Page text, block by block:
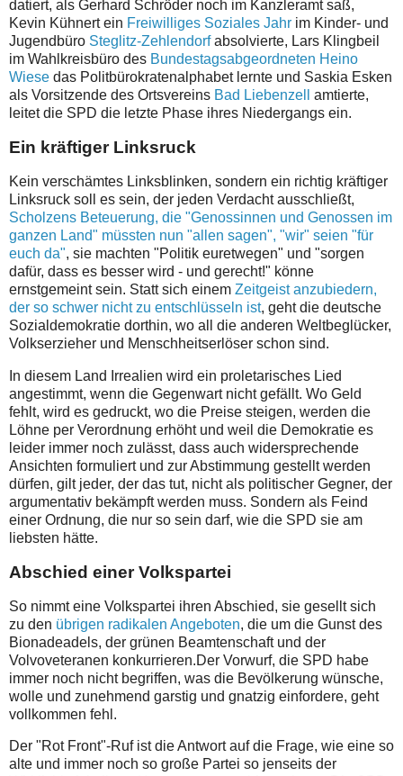
datiert, als Gerhard Schröder noch im Kanzleramt saß,
Kevin Kühnert ein Freiwilliges Soziales Jahr im Kinder- und
Jugendbüro Steglitz-Zehlendorfabsolvierte, Lars Klingbeil
im Wahlkreisbüro des Bundestagsabgeordneten Heino
Wiese das Politbürokratenalphabet lernte und Saskia Esken
als Vorsitzende des Ortsvereins Bad Liebenzell
amtierte,
leitet die SPD die letzte Phase ihres Niedergangs ein.
Ein kräftiger Linksruck
Kein verschämtes Linksblinken, sondern ein richtig kräftiger
Linksruck soll es sein, der jeden Verdacht ausschließt,
Scholzens Beteuerung, die "Genossinnen und Genossen im
ganzen Land" müssten nun "allen sagen", "wir" seien "für
euch da", sie machten "Politik euretwegen" und "sorgen
dafür, dass es besser wird - und gerecht!" könne
ernstgemeint sein. Statt sich einem Zeitgeist anzubiedern,
der so schwer nicht zu entschlüsseln ist, geht die deutsche
Sozialdemokratie dorthin, wo all die anderen Weltbeglücker,
Volkserzieher und Menschheitserlöser schon sind.
In diesem Land Irrealien wird ein proletarisches Lied
angestimmt, wenn die Gegenwart nicht gefällt. Wo Geld
fehlt, wird es gedruckt, wo die Preise steigen, werden die
Löhne per Verordnung erhöht und weil die Demokratie es
leider immer noch zulässt, dass auch widersprechende
Ansichten formuliert und zur Abstimmung gestellt werden
dürfen, gilt jeder, der das tut, nicht als politischer Gegner, der
argumentativ bekämpft werden muss. Sondern als Feind
einer Ordnung, die nur so sein darf, wie die SPD sie am
liebsten hätte.
Abschied einer Volkspartei
So nimmt eine Volkspartei ihren Abschied, sie gesellt sich
zu den übrigen radikalen Angeboten, die um die Gunst des
Bionadeadels, der grünen Beamtenschaft und der
Volvoveteranen konkurrieren.Der Vorwurf, die SPD habe
immer noch nicht begriffen, was die Bevölkerung wünsche,
wolle und zunehmend garstig und gnatzig einfordere, geht
vollkommen fehl.
Der "Rot Front"-Ruf ist die Antwort auf die Frage, wie eine so
alte und immer noch so große Partei so jenseits der